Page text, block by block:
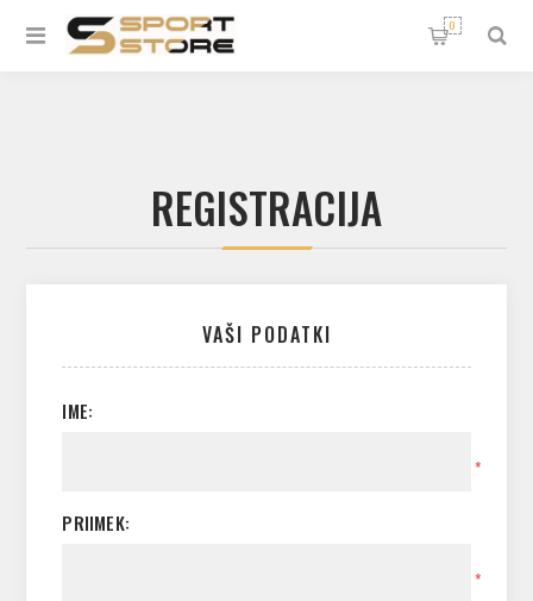
0
REGISTRACIJA
VAŠI PODATKI
IME:
*
PRIIMEK:
*